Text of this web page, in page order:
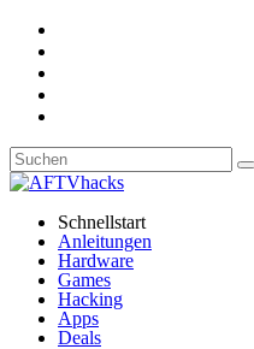
Schnellstart
Anleitungen
Hardware
Games
Hacking
Apps
Deals